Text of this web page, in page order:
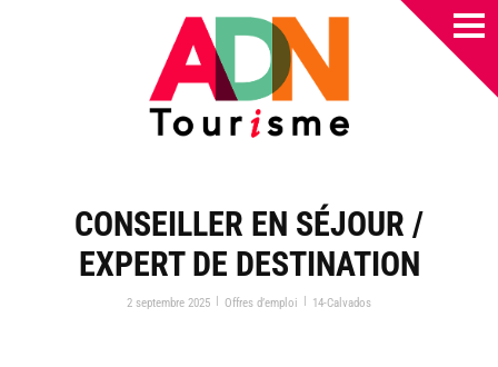
CONSEILLER EN SÉJOUR /
EXPERT DE DESTINATION
2 septembre 2025 | Offres d’emploi | 14-Calvados